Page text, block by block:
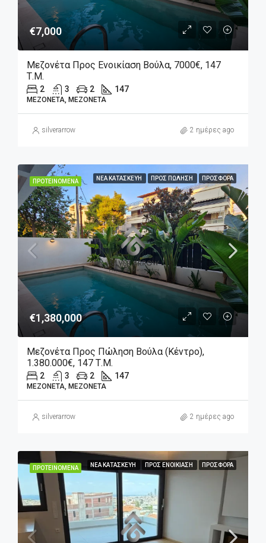
€7,000
Μεζονέτα Προς Ενοικίαση Βούλα, 7000€, 147
Τ.μ.
2 3 2 147
ΜΕΖΟΝΈΤΑ, ΜΕΖΟΝΈΤΑ
silverarrow 2 ημέρες ago
ΠΡΟΤΕΙΝΌΜΕΝΑ ΝΈΑ ΚΑΤΑΣΚΕΥΉ ΠΡΟΣ ΠΏΛΗΣΗ ΠΡΟΣΦΟΡΆ
€1,380,000
Μεζονέτα Προς Πώληση Βούλα (Κέντρο),
1.380.000€, 147 Τ.μ.
2 3 2 147
ΜΕΖΟΝΈΤΑ, ΜΕΖΟΝΈΤΑ
silverarrow 2 ημέρες ago
ΠΡΟΤΕΙΝΌΜΕΝΑ ΝΈΑ ΚΑΤΑΣΚΕΥΉ ΠΡΟΣ ΕΝΟΙΚΊΑΣΗ ΠΡΟΣΦΟΡΆ